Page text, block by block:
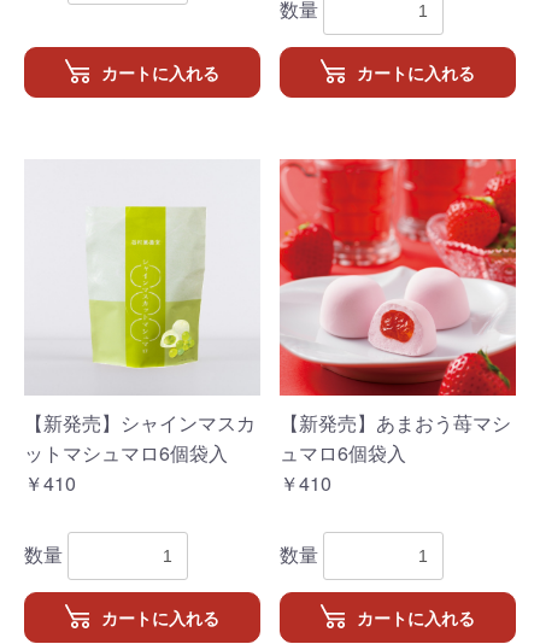
カートに入れる
数量
カートに入れる
【新発売】シャインマスカ
ットマシュマロ6個袋入
￥410
数量
カートに入れる
【新発売】あまおう苺マシ
ュマロ6個袋入
￥410
数量
カートに入れる